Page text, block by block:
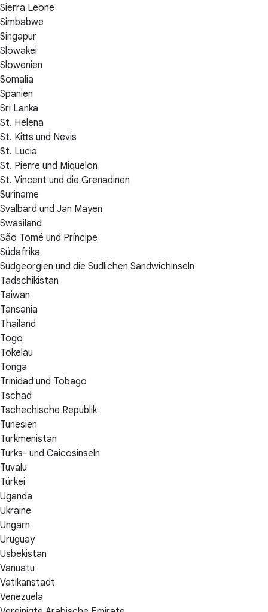
Sierra Leone
Simbabwe
Singapur
Slowakei
Slowenien
Somalia
Spanien
Sri Lanka
St. Helena
St. Kitts und Nevis
St. Lucia
St. Pierre und Miquelon
St. Vincent und die Grenadinen
Suriname
Svalbard und Jan Mayen
Swasiland
São Tomé und Príncipe
Südafrika
Südgeorgien und die Südlichen Sandwichinseln
Tadschikistan
Taiwan
Tansania
Thailand
Togo
Tokelau
Tonga
Trinidad und Tobago
Tschad
Tschechische Republik
Tunesien
Turkmenistan
Turks- und Caicosinseln
Tuvalu
Türkei
Uganda
Ukraine
Ungarn
Uruguay
Usbekistan
Vanuatu
Vatikanstadt
Venezuela